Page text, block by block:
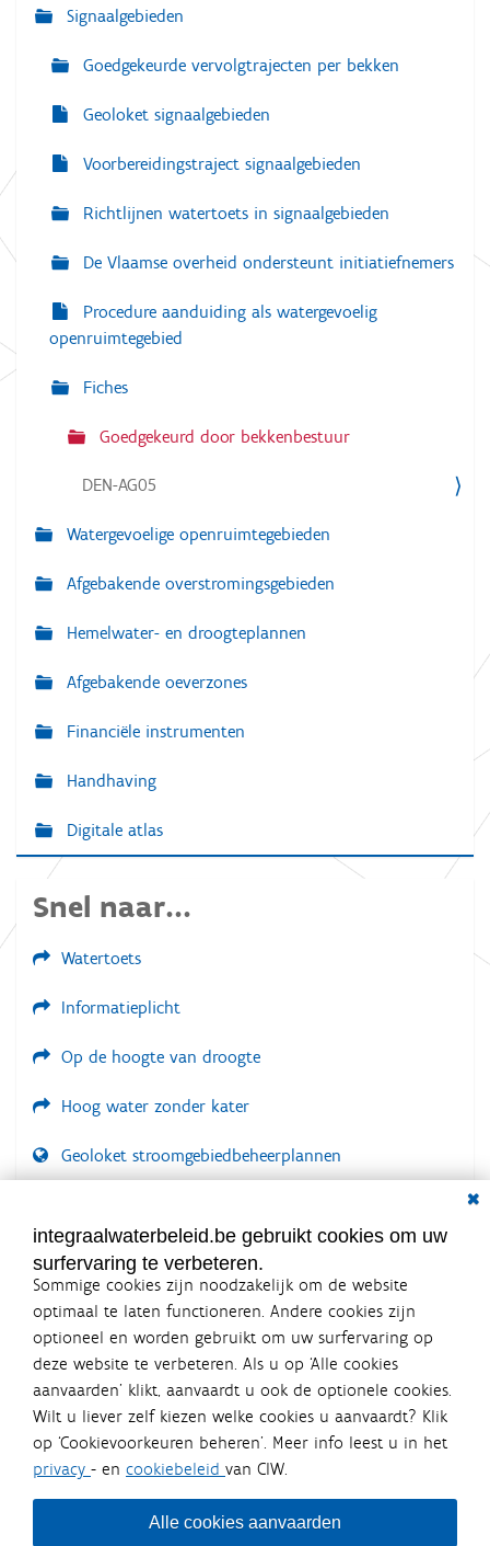
Signaalgebieden
Goedgekeurde vervolgtrajecten per bekken
Geoloket signaalgebieden
Voorbereidingstraject signaalgebieden
Richtlijnen watertoets in signaalgebieden
De Vlaamse overheid ondersteunt initiatiefnemers
Procedure aanduiding als watergevoelig
openruimtegebied
Fiches
Goedgekeurd door bekkenbestuur
DEN-AG05
Watergevoelige openruimtegebieden
Afgebakende overstromingsgebieden
Hemelwater- en droogteplannen
Afgebakende oeverzones
Financiële instrumenten
Handhaving
Digitale atlas
Snel naar...
Watertoets
Informatieplicht
Op de hoogte van droogte
Hoog water zonder kater
Geoloket stroomgebiedbeheerplannen
LOGIN VEREIST
integraalwaterbeleid.be gebruikt cookies om uw
surfervaring te verbeteren.
Sommige cookies zijn noodzakelijk om de website
optimaal te laten functioneren. Andere cookies zijn
optioneel en worden gebruikt om uw surfervaring op
deze website te verbeteren. Als u op ‘Alle cookies
aanvaarden’ klikt, aanvaardt u ook de optionele cookies.
Wilt u liever zelf kiezen welke cookies u aanvaardt? Klik
op ‘Cookievoorkeuren beheren’. Meer info leest u in het
privacy - en cookiebeleid van CIW.
Alle cookies aanvaarden
Integraalwaterbeleid.be is een
officiële website van de Vlaamse
overheid
uitgegeven door Coördinatiecommissie Integraal
Waterbeleid
De Coördinatiecommissie Integraal Waterbeleid (CIW) is een
bestuursniveaus die bij het waterbeleid betrokken zijn. Ook
waterbedrijven nemen deel aan het overleg. Deze